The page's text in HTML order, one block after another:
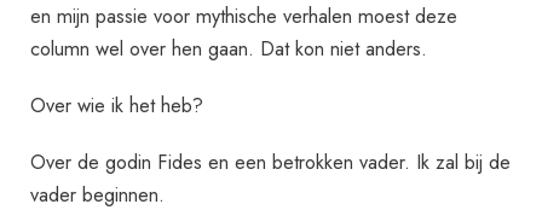
en mijn passie voor mythische verhalen moest deze
column wel over hen gaan. Dat kon niet anders.
Over wie ik het heb?
Over de godin Fides en een betrokken vader. Ik zal bij de
vader beginnen.